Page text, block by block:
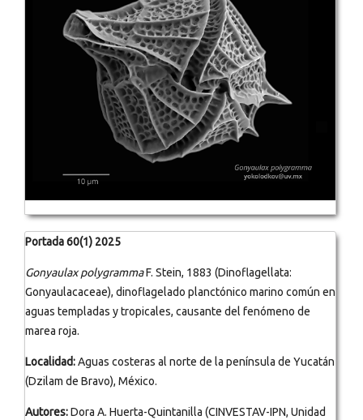
Portada 60(1) 2025
Gonyaulax polygrammaF. Stein, 1883 (Dinoflagellata:
Gonyaulacaceae), dinoflagelado planctónico marino común en
aguas templadas y tropicales, causante del fenómeno de
marea roja.
Localidad:Aguas costeras al norte de la península de Yucatán
(Dzilam de Bravo), México.
Autores:Dora A. Huerta-Quintanilla (CINVESTAV-IPN, Unidad